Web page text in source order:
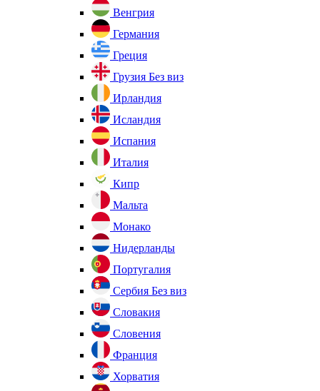
Венгрия
Германия
Греция
Грузия Без виз
Ирландия
Исландия
Испания
Италия
Кипр
Мальта
Монако
Нидерланды
Португалия
Сербия Без виз
Словакия
Словения
Франция
Хорватия